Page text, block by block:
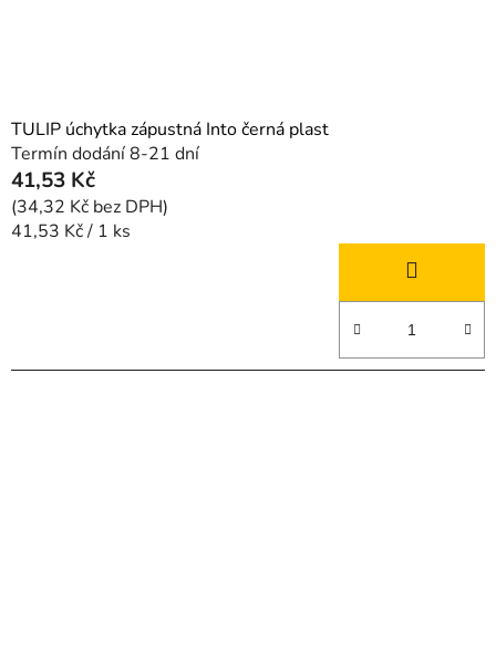
TULIP úchytka zápustná Into černá plast
Termín dodání 8-21 dní
41,53 Kč
(34,32 Kč bez DPH)
Měrná
41,53 Kč / 1 ks